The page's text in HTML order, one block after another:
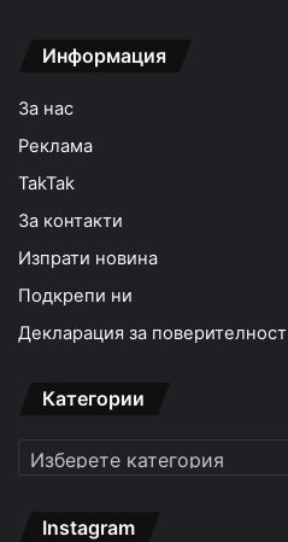
Информация
За нас
Реклама
TakTak
За контакти
Изпрати новина
Подкрепи ни
Декларация за поверителност
Категории
Категории
Instagram